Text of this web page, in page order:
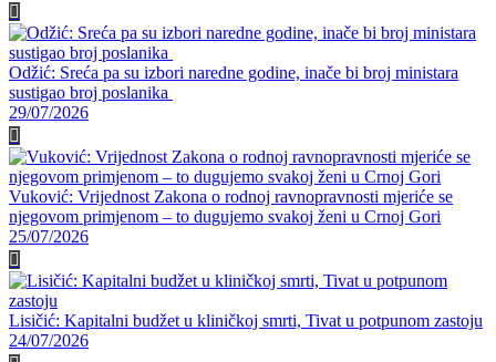
Odžić: Sreća pa su izbori naredne godine, inače bi broj ministara
sustigao broj poslanika
29/07/2026
Vuković: Vrijednost Zakona o rodnoj ravnopravnosti mjeriće se
njegovom primjenom – to dugujemo svakoj ženi u Crnoj Gori
25/07/2026
Lisičić: Kapitalni budžet u kliničkoj smrti, Tivat u potpunom zastoju
24/07/2026